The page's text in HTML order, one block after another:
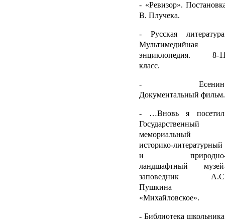
- «Ревизор».
В. Плучека.
- Русская
Мультимедийная
энциклопедия. 8-
класс.
-
Документальный фильм.
- …Вновь я
Государственный
мемориальный
историко-литературный
и
ландшафтный
заповедник
Пушкина
«Михайловское».
- Библиотека